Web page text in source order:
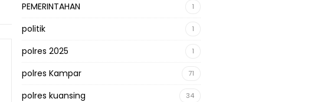
PEMERINTAHAN 1
politik 1
polres 2025 1
polres Kampar 71
polres kuansing 34